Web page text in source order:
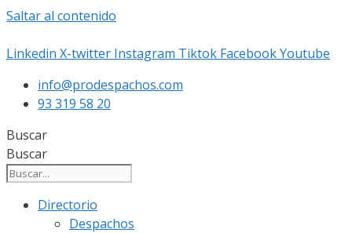
Saltar al contenido
Linkedin X-twitter Instagram Tiktok FacebookYoutube
info@prodespachos.com
93 319 58 20
Buscar
Buscar
Directorio
Despachos